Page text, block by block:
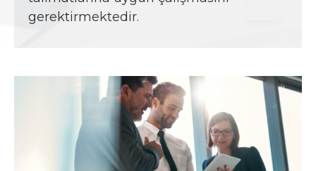
gerektirmektedir.